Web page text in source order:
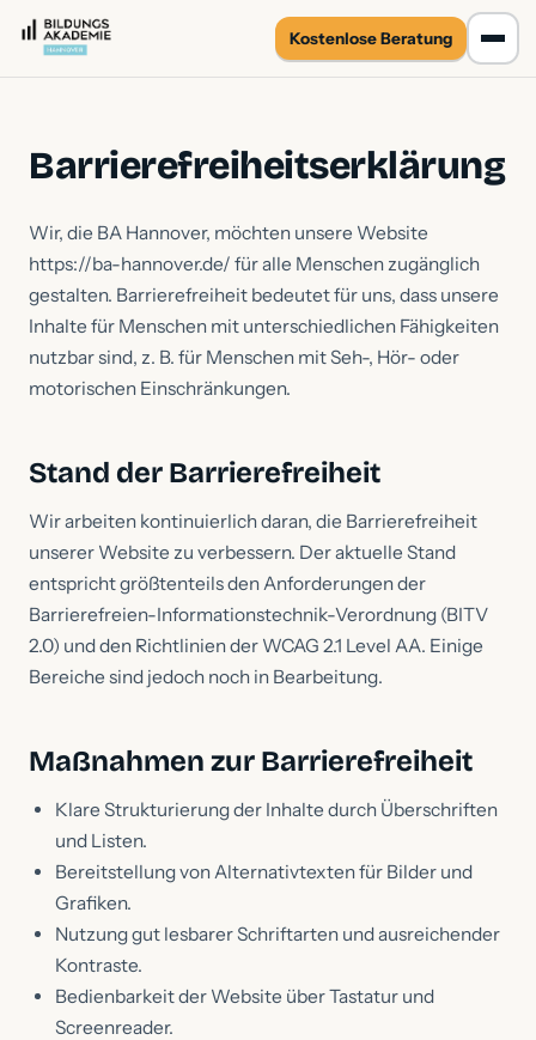
KostenloseBeratung
Barrierefreiheitserklärung
Wir, die BA Hannover, möchten unsere Website
https://ba-hannover.de/ für alle Menschen zugänglich
gestalten. Barrierefreiheit bedeutet für uns, dass unsere
Inhalte für Menschen mit unterschiedlichen Fähigkeiten
nutzbar sind, z. B. für Menschen mit Seh-, Hör- oder
motorischen Einschränkungen.
Stand der Barrierefreiheit
Wir arbeiten kontinuierlich daran, die Barrierefreiheit
unserer Website zu verbessern. Der aktuelle Stand
entspricht größtenteils den Anforderungen der
Barrierefreien-Informationstechnik-Verordnung (BITV
2.0) und den Richtlinien der WCAG 2.1 Level AA. Einige
Bereiche sind jedoch noch in Bearbeitung.
Maßnahmen zur Barrierefreiheit
Klare Strukturierung der Inhalte durch Überschriften
und Listen.
Bereitstellung von Alternativtexten für Bilder und
Grafiken.
Nutzung gut lesbarer Schriftarten und ausreichender
Kontraste.
Bedienbarkeit der Website über Tastatur und
Screenreader.